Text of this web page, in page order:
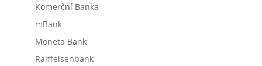
Komerční Banka
mBank
Moneta Bank
Raiffeisenbank